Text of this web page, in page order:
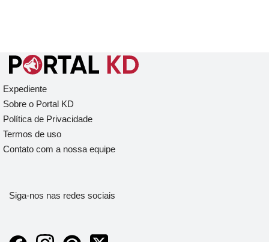
Expediente
Sobre o Portal KD
Política de Privacidade
Termos de uso
Contato com a nossa equipe
Siga-nos nas redes sociais